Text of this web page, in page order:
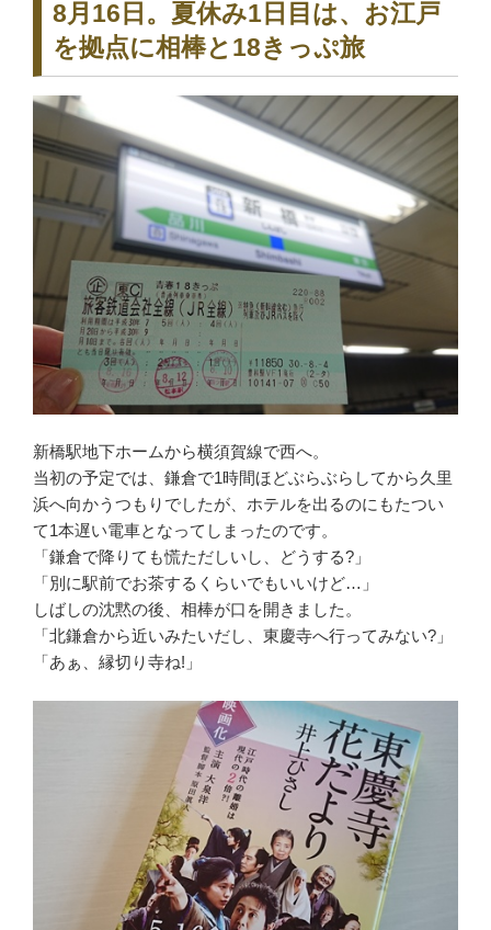
8月16日。夏休み1日目は、お江戸
を拠点に相棒と18きっぷ旅
新橋駅地下ホームから横須賀線で西へ。
当初の予定では、鎌倉で1時間ほどぶらぶらしてから久里
浜へ向かうつもりでしたが、ホテルを出るのにもたつい
て1本遅い電車となってしまったのです。
「鎌倉で降りても慌ただしいし、どうする?」
「別に駅前でお茶するくらいでもいいけど…」
しばしの沈黙の後、相棒が口を開きました。
「北鎌倉から近いみたいだし、東慶寺へ行ってみない?」
「あぁ、縁切り寺ね!」